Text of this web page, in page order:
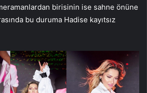
birisinin ise sahne önüne
bu duruma Hadise kayıtsız